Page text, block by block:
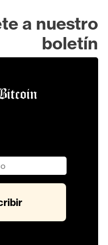
a nuestro
boletín